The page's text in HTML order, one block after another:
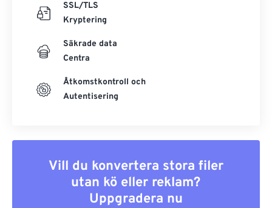
SSL/TLS
Kryptering
Säkrade data
Centra
Åtkomstkontroll och
Autentisering
Vill du konvertera stora filer
utan kö eller reklam?
Uppgradera nu